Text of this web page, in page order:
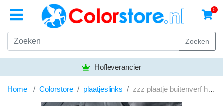
0
Zoeken
Hofleverancier
Home Colorstore plaatjeslinks zzz plaatje buitenverf hoogglans